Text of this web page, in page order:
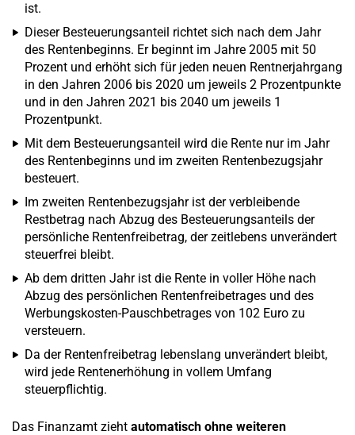
ist.
Dieser Besteuerungsanteil richtet sich nach dem Jahr
des Rentenbeginns. Er beginnt im Jahre 2005 mit 50
Prozent und erhöht sich für jeden neuen Rentnerjahrgang
in den Jahren 2006 bis 2020 um jeweils 2 Prozentpunkte
und in den Jahren 2021 bis 2040 um jeweils 1
Prozentpunkt.
Mit dem Besteuerungsanteil wird die Rente nur im Jahr
des Rentenbeginns und im zweiten Rentenbezugsjahr
besteuert.
Im zweiten Rentenbezugsjahr ist der verbleibende
Restbetrag nach Abzug des Besteuerungsanteils der
persönliche Rentenfreibetrag, der zeitlebens unverändert
steuerfrei bleibt.
Ab dem dritten Jahr ist die Rente in voller Höhe nach
Abzug des persönlichen Rentenfreibetrages und des
Werbungskosten-Pauschbetrages von 102 Euro zu
versteuern.
Da der Rentenfreibetrag lebenslang unverändert bleibt,
wird jede Rentenerhöhung in vollem Umfang
steuerpflichtig.
Das Finanzamt zieht automatisch ohne weiteren